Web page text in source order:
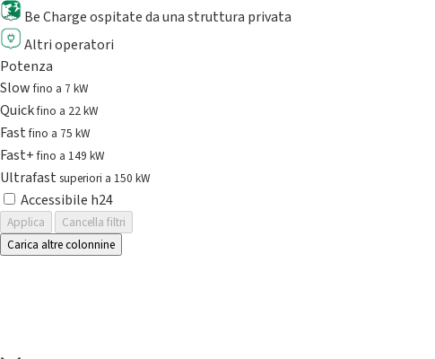
Be Charge ospitate da una struttura privata
Altri operatori
Potenza
Slowfino a 7 kW
Quickfino a 22 kW
Fastfino a 75 kW
Fast+fino a 149 kW
Ultrafast superiori a 150 kW
Accessibile h24
Applica
Cancella filtri
Carica altre colonnine